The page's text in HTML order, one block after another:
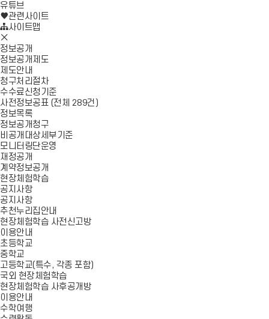
기
유튜브
로
가
관련사이트
사이트맵
모
바
일
메
뉴
닫
기
정보공개
정보공개제도
제도안내
청구처리절차
수수료신청기준
사전정보공표 (전체 289건)
정보목록
정보공개청구
비공개대상세부기준
모니터링단운영
재정공개
계약정보공개
현장체험학습
공지사항
공지사항
추천누리집안내
현장체험학습 사전신고방
이용안내
초등학교
중학교
고등학교(특수, 각종 포함)
국외 현장체험학습
현장체험학습 사후공개방
이용안내
수학여행